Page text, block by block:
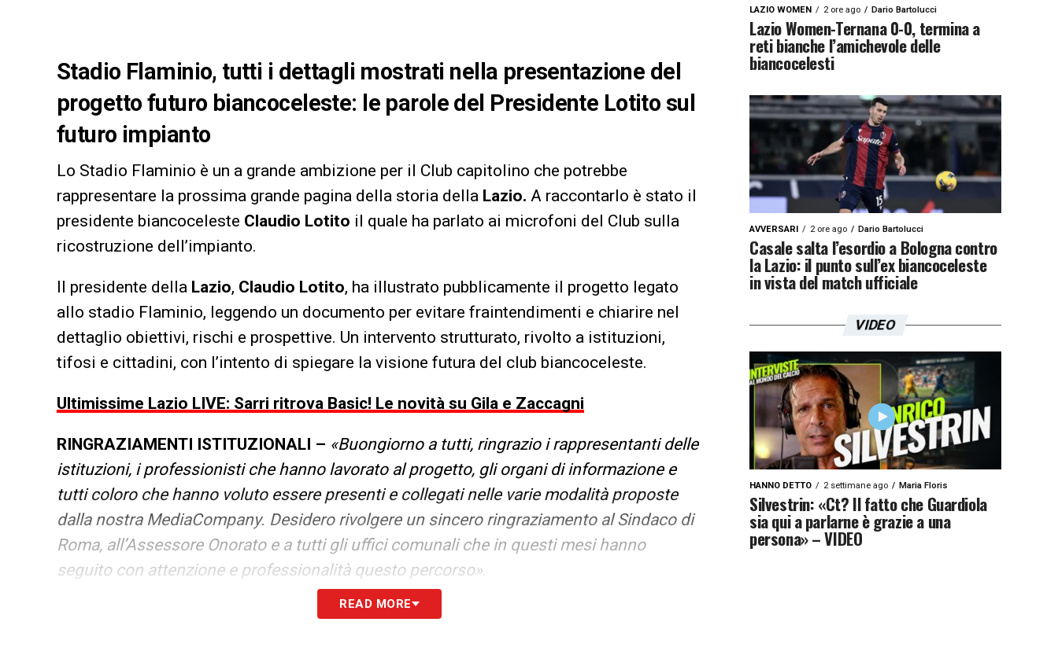
Stadio Flaminio, tutti i dettagli mostrati nella presentazione del
progetto futuro biancoceleste: le parole del Presidente Lotito sul
futuro impianto
Lo Stadio Flaminio è un a grande ambizione per il Club capitolino che potrebbe
rappresentare la prossima grande pagina della storia della Lazio. A raccontarlo è stato il
presidente biancoceleste Claudio Lotito il quale ha parlato ai microfoni del Club sulla
ricostruzione dell’impianto.
Il presidente della Lazio, Claudio Lotito, ha illustrato pubblicamente il progetto legato
allo stadio Flaminio, leggendo un documento per evitare fraintendimenti e chiarire nel
dettaglio obiettivi, rischi e prospettive. Un intervento strutturato, rivolto a istituzioni,
tifosi e cittadini, con l’intento di spiegare la visione futura del club biancoceleste.
Ultimissime Lazio LIVE: Sarri ritrova Basic! Le novità su Gila e Zaccagni
RINGRAZIAMENTI ISTITUZIONALI – «Buongiorno a tutti, ringrazio i rappresentanti delle
istituzioni, i professionisti che hanno lavorato al progetto, gli organi di informazione e
tutti coloro che hanno voluto essere presenti e collegati nelle varie modalità proposte
dalla nostra MediaCompany. Desidero rivolgere un sincero ringraziamento al Sindaco di
Roma, all’Assessore Onorato e a tutti gli uffici comunali che in questi mesi hanno
seguito con attenzione e professionalità questo percorso».
«Vogliamo rivoluzionare lo stadio Flaminio per la Lazio ma
READ MORE
LAZIO WOMEN 2 ore ago Dario Bartolucci
Lazio Women-Ternana 0-0, termina a
reti bianche l’amichevole delle
biancocelesti
AVVERSARI 2 ore ago Dario Bartolucci
Casale salta l’esordio a Bologna contro
la Lazio: il punto sull’ex biancoceleste
in vista del match ufficiale
VIDEO
HANNO DETTO 2 settimane ago Maria Floris
Silvestrin: «Ct? Il fatto che Guardiola
sia qui a parlarne è grazie a una
persona» – VIDEO